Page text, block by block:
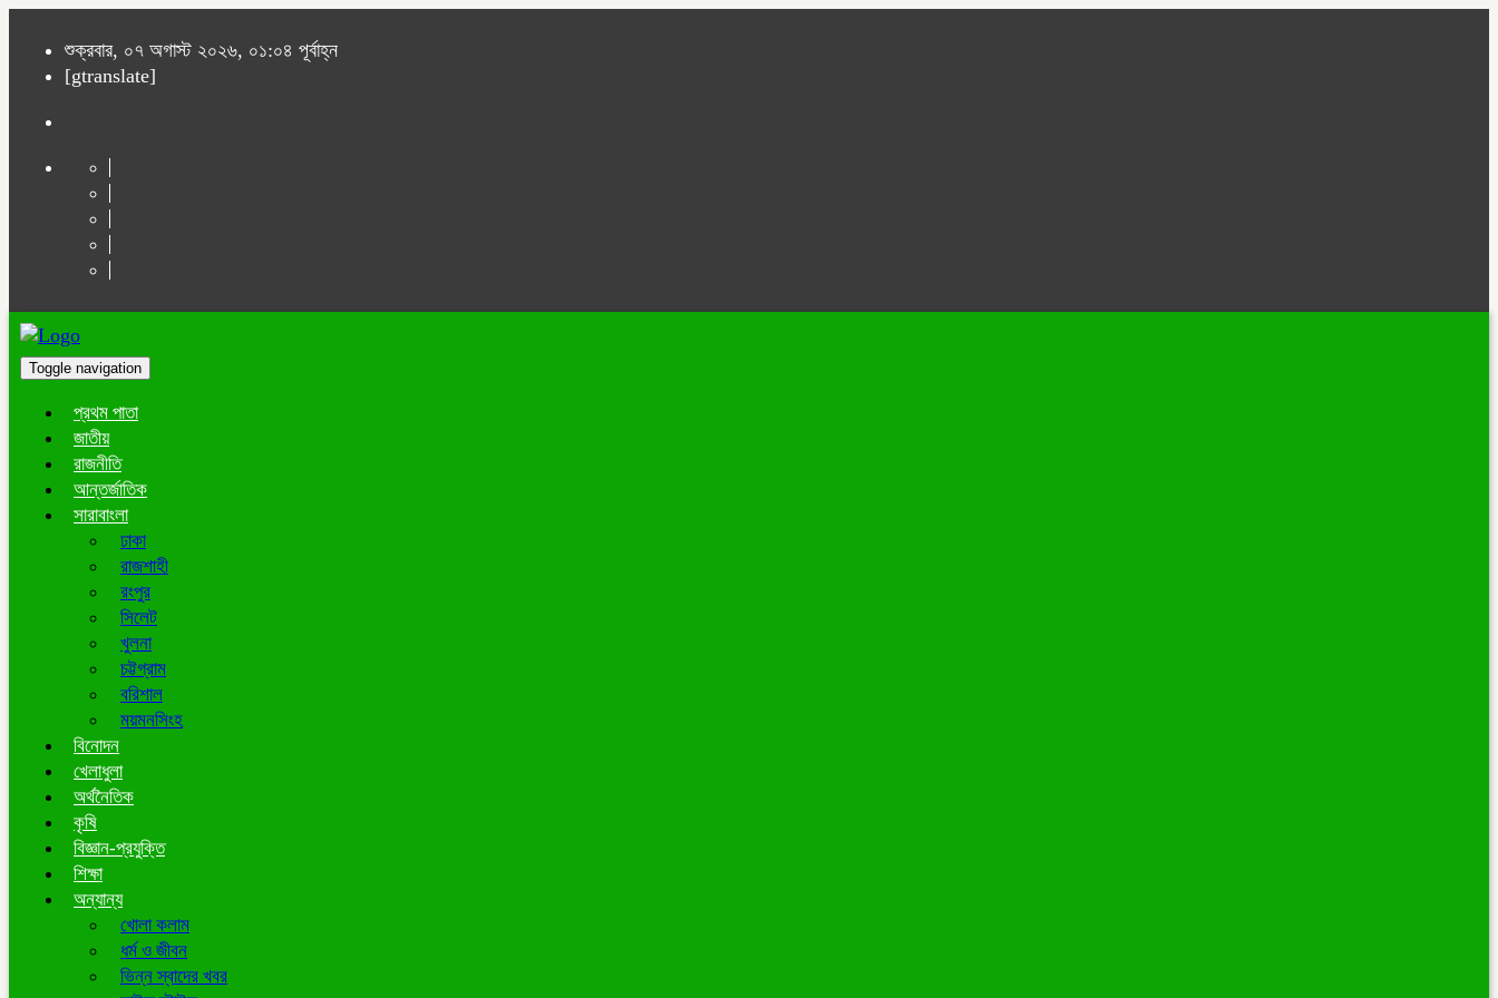
শুক্রবার, ০৭ অগাস্ট ২০২৬, ০১:০৪ পূর্বাহ্ন
[gtranslate]
Toggle navigation
প্রথম পাতা
জাতীয়
রাজনীতি
আন্তর্জাতিক
সারাবাংলা
ঢাকা
রাজশাহী
রংপুর
সিলেট
খুলনা
চট্টগ্রাম
বরিশাল
ময়মনসিংহ
বিনোদন
খেলাধুলা
অর্থনৈতিক
কৃষি
বিজ্ঞান-প্রযুক্তি
শিক্ষা
অন্যান্য
খোলা কলাম
ধর্ম ও জীবন
ভিন্ন স্বাদের খবর